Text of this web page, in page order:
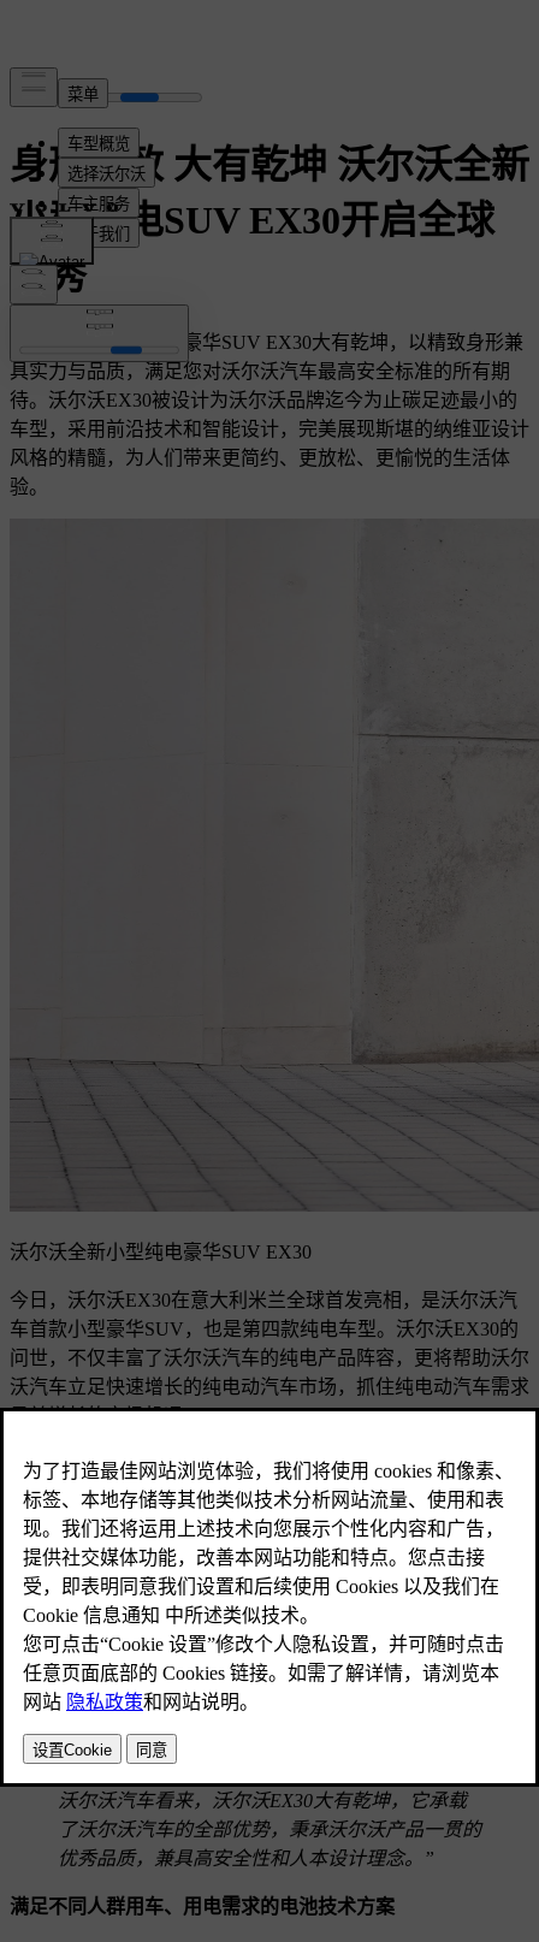
身形精致 大有乾坤 沃尔沃全新
小型纯电SUV EX30开启全球
首秀
沃尔沃全新小型纯电豪华SUV EX30大有乾坤，以精致身形兼
具实力与品质，满足您对沃尔沃汽车最高安全标准的所有期
待。沃尔沃EX30被设计为沃尔沃品牌迄今为止碳足迹最小的
车型，采用前沿技术和智能设计，完美展现斯堪的纳维亚设计
风格的精髓，为人们带来更简约、更放松、更愉悦的生活体
验。
沃尔沃全新小型纯电豪华SUV EX30
今日，沃尔沃EX30在意大利米兰全球首发亮相，是沃尔沃汽
车首款小型豪华SUV，也是第四款纯电车型。沃尔沃EX30的
问世，不仅丰富了沃尔沃汽车的纯电产品阵容，更将帮助沃尔
沃汽车立足快速增长的纯电动汽车市场，抓住纯电动汽车需求
日益增长的市场机遇。
沃尔沃EX30以精致身形展现出沃尔沃汽车的全部设计理念。
外观方面，大轮毂和等长前后悬的设计，让沃尔沃EX30的外
观兼具平衡性和精致感。封闭式前格栅与雷神之锤大灯的设
计，让沃尔沃EX30的前脸造型自信张扬，呈现出沃尔沃新一
代纯电产品的设计风格。此外，沃尔沃EX30提供五种充满活
力的车身配色，例如充满时尚气息的“海云蓝”、明亮而富有表
现力的“萤岩黄”，其设计灵感来自于生长在瑞典西海岸岩石上
的地衣，尽显魅力与个性。
沃尔沃汽车总裁兼首席执行官骆文襟表示：“沃尔
沃EX30可能是品牌有史以来最小的SUV，身形虽
沃尔沃汽车看来，沃尔沃EX30大有乾坤，它承载
了沃尔沃汽车的全部优势，秉承沃尔沃产品一贯的
优秀品质，兼具高安全性和人本设计理念。”
满足不同人群用车、用电需求的电池技术方案